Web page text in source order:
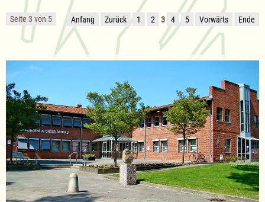
Seite 3 von 5 Anfang Zurück 1 2 3 4 5 Vorwärts Ende